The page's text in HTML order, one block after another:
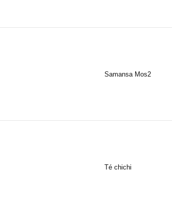
Samansa Mos2
Té chichi